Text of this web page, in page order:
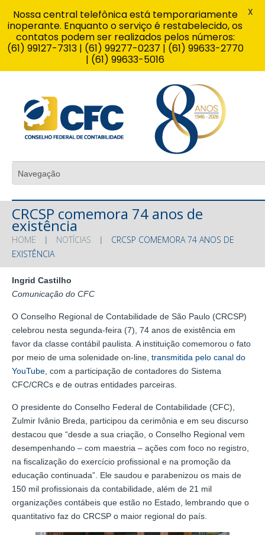
CRCSP comemora 74 anos de
existência
HOME NOTÍCIAS
CRCSP COMEMORA 74 ANOS DE
EXISTÊNCIA
Ingrid Castilho
Comunicação do CFC
O Conselho Regional de Contabilidade de São Paulo (CRCSP)
celebrou nesta segunda-feira (7), 74 anos de existência em
favor da classe contábil paulista. A instituição comemorou o fato
por meio de uma solenidade on-line, transmitida pelo canal do
YouTube , com a participação de contadores do Sistema
CFC/CRCs e de outras entidades parceiras.
O presidente do Conselho Federal de Contabilidade (CFC),
Zulmir Ivânio Breda, participou da cerimônia e em seu discurso
destacou que “desde a sua criação, o Conselho Regional vem
desempenhando – com maestria – ações com foco no registro,
na fiscalização do exercício profissional e na promoção da
educação continuada”. Ele saudou e parabenizou os mais de
150 mil profissionais da contabilidade, além de 21 mil
organizações contábeis que estão no Estado, lembrando que o
quantitativo faz do CRCSP o maior regional do país.
Nossa central telefônica está temporariamente
inoperante. Enquanto o serviço é restabelecido, os
contatos podem ser realizados pelos números:
(61) 99127-7313 | (61) 99277-0237 | (61) 99633-2770
| (61) 99633-5016
X